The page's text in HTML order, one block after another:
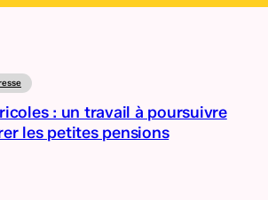
: un travail à poursuivre
les petites pensions